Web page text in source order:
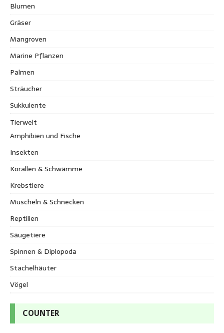
Blumen
Gräser
Mangroven
Marine Pflanzen
Palmen
Sträucher
Sukkulente
Tierwelt
Amphibien und Fische
Insekten
Korallen & Schwämme
Krebstiere
Muscheln & Schnecken
Reptilien
Säugetiere
Spinnen & Diplopoda
Stachelhäuter
Vögel
COUNTER